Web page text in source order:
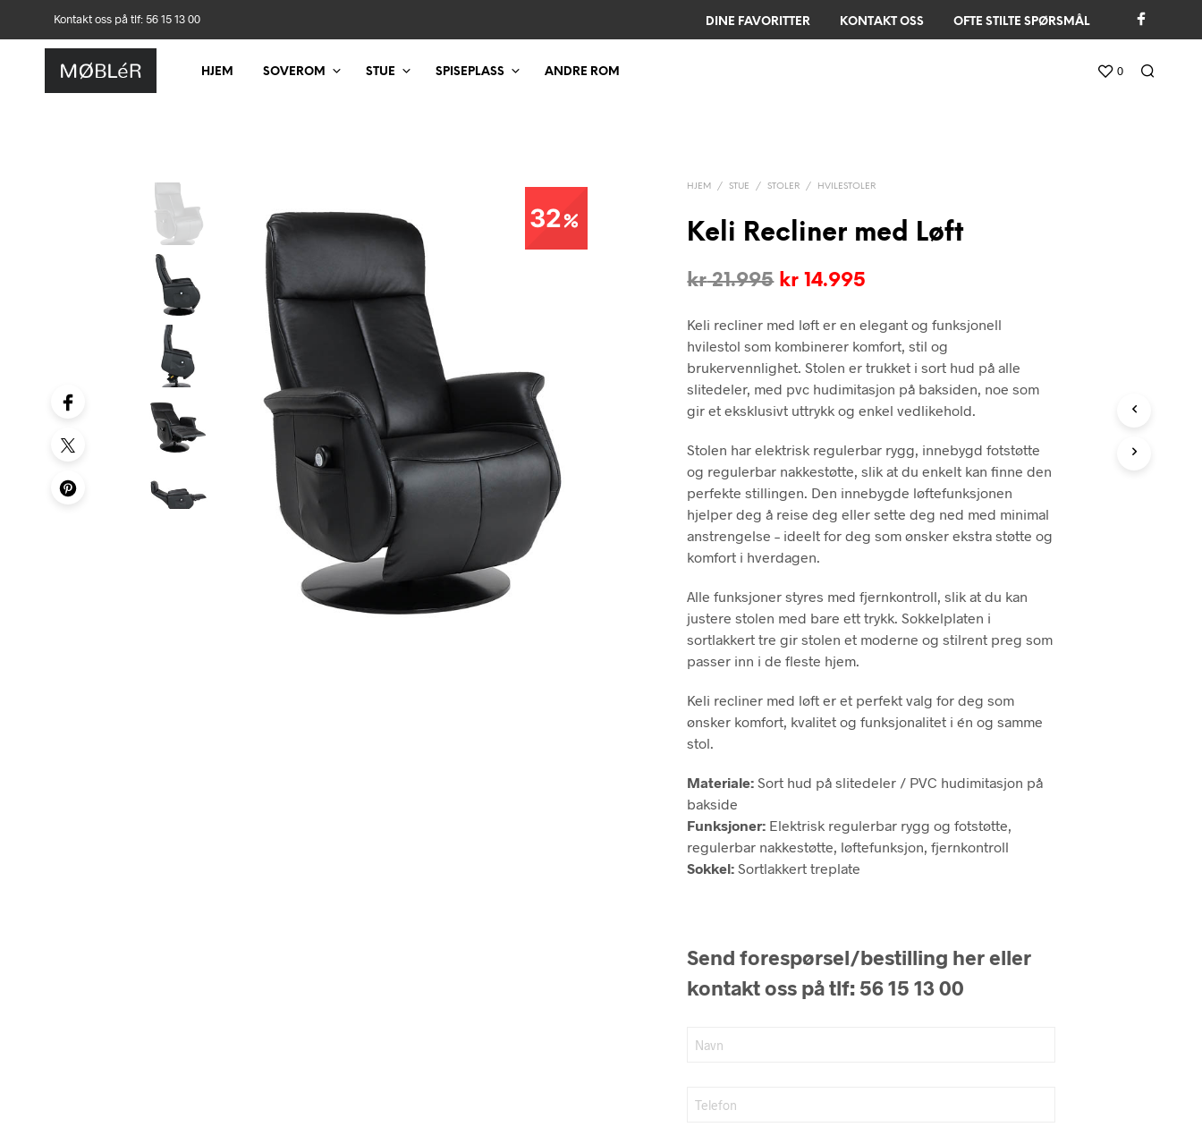
Kontakt oss på tlf: 56 15 13 00 DINE FAVORITTER KONTAKT OSS OFTE STILTE SPØRSMÅL
HJEM SOVEROM STUE SPISEPLASS ANDRE ROM 0
32
HJEM / STUE / STOLER / HVILESTOLER
Keli Recliner med Løft
kr21.995 Opprinnelig
var:
kr 21.995.
kr 14.995
er:
kr 14.995.
Keli recliner med løft er en elegant og funksjonell
hvilestol som kombinerer komfort, stil og
brukervennlighet. Stolen er trukket i sort hud på alle
slitedeler, med pvc hudimitasjon på baksiden, noe som
gir et eksklusivt uttrykk og enkel vedlikehold.
Stolen har elektrisk regulerbar rygg, innebygd fotstøtte
og regulerbar nakkestøtte, slik at du enkelt kan finne den
perfekte stillingen. Den innebygde løftefunksjonen
hjelper deg å reise deg eller sette deg ned med minimal
anstrengelse – ideelt for deg som ønsker ekstra støtte og
komfort i hverdagen.
Alle funksjoner styres med fjernkontroll, slik at du kan
justere stolen med bare ett trykk. Sokkelplaten i
sortlakkert tre gir stolen et moderne og stilrent preg som
passer inn i de fleste hjem.
Keli recliner med løft er et perfekt valg for deg som
ønsker komfort, kvalitet og funksjonalitet i én og samme
stol.
Materiale: Sort hud på slitedeler / PVC hudimitasjon på
bakside
Funksjoner: Elektrisk regulerbar rygg og fotstøtte,
regulerbar nakkestøtte, løftefunksjon, fjernkontroll
Sokkel: Sortlakkert treplate
Send forespørsel/bestilling her eller
kontakt oss på tlf: 56 15 13 00